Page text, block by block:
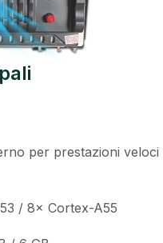
contemporaneamente in